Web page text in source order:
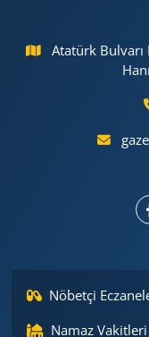
Atatürk
Nöbetçi
Namaz Vakitleri